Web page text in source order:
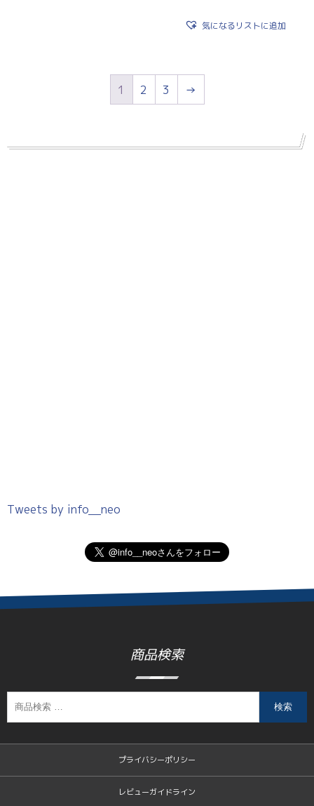
気になるリストに追加
1 2 3 →
Tweets by info__neo
商品検索
検索
プライバシーポリシー
レビューガイドライン